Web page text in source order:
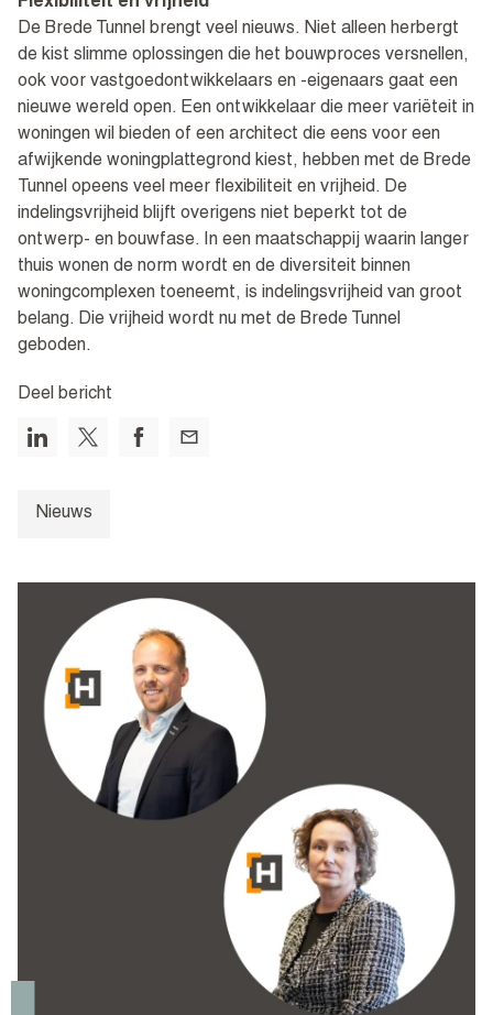
Flexibiliteit en vrijheid
De Brede Tunnel brengt veel nieuws. Niet alleen herbergt
de kist slimme oplossingen die het bouwproces versnellen,
ook voor vastgoedontwikkelaars en -eigenaars gaat een
nieuwe wereld open. Een ontwikkelaar die meer variëteit in
woningen wil bieden of een architect die eens voor een
afwijkende woningplattegrond kiest, hebben met de Brede
Tunnel opeens veel meer flexibiliteit en vrijheid. De
indelingsvrijheid blijft overigens niet beperkt tot de
ontwerp- en bouwfase. In een maatschappij waarin langer
thuis wonen de norm wordt en de diversiteit binnen
woningcomplexen toeneemt, is indelingsvrijheid van groot
belang. Die vrijheid wordt nu met de Brede Tunnel
geboden.
Deel bericht
Nieuws